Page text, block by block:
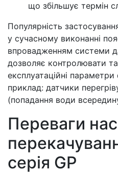
що збільшує термін
Популярність
у сучасному виконанні
впровадженням системи
дозволяє контролювати
експлуатаційні
приклад: датчики
(попадання води
Переваги
серія GP